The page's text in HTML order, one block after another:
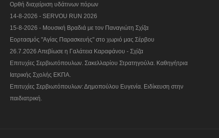
Ορθή διαχείριση υδάτινων πόρων
14-8-2026 - SERVOU RUN 2026
15-8-2026 - Μουσική Βραδιά με τον Παναγιώτη Σχίζα
Εορτασμός "Αγίας Παρασκευής" στο χωριό μας Σέρβου
26.7.2026 Απεβίωσε η Γαλάτεια Καραφάνου - Σχίζα
Επιτυχίες Σερβιωτόπουλων. Σακελλαρίου Στρατηγούλα. Καθηγήτρια
Ιατρικής Σχολής ΕΚΠΑ.
Επιτυχίες Σερβιωτόπουλων: Δημοπούλου Ευγενία. Ειδίκευση στην
παιδιατρική.